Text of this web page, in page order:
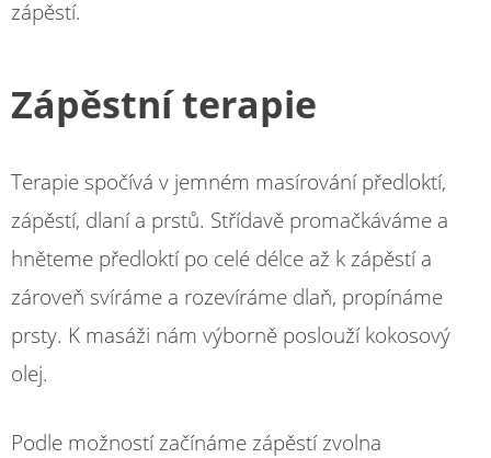
zápěstí.
Zápěstní terapie
Terapie spočívá v jemném masírování předloktí,
zápěstí, dlaní a prstů. Střídavě promačkáváme a
hněteme předloktí po celé délce až k zápěstí a
zároveň svíráme a rozevíráme dlaň, propínáme
prsty. K masáži nám výborně poslouží kokosový
olej.
Podle možností začínáme zápěstí zvolna